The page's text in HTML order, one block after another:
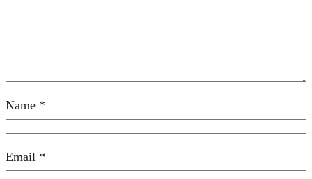
Name *
Email *